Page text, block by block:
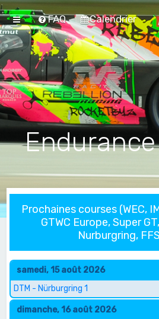
FAQ Calendrier
Prochaines courses (WEC,
GTWC Europe, Super
Nurburgring,
samedi, 15 août 2026
DTM - Nürburgring 1
dimanche, 16 août 2026